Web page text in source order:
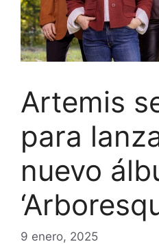
Artemis
para
nuevo
9 enero, 2025